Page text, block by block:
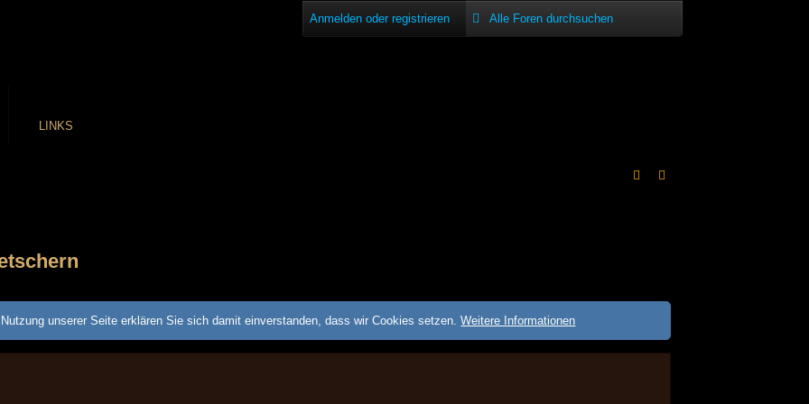
Anmelden oder registrieren
LINKS
unserer Seite erklären Sie sich damit einverstanden, dass wir Cookies setzen.Weitere Informationen